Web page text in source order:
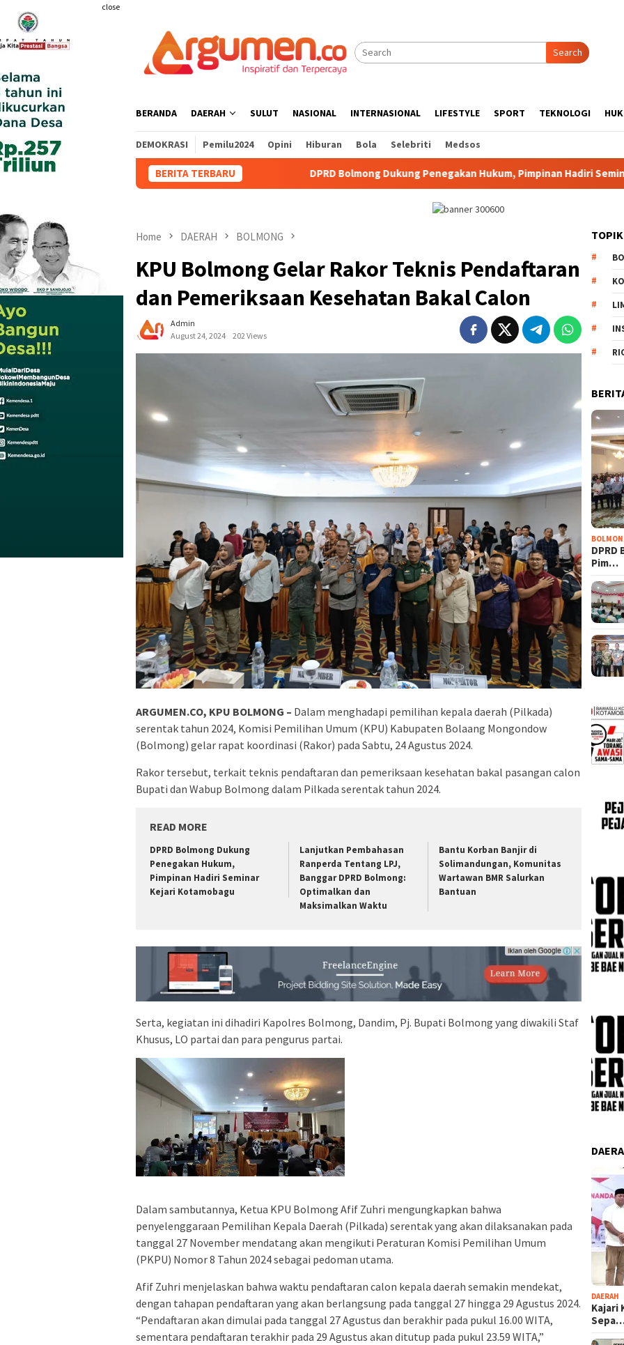
content
close
Search
BERANDA DAERAH SULUT NASIONAL INTERNASIONAL LIFESTYLE SPORT TEKNOLOGI
DEMOKRASI Pemilu2024 Opini Hiburan Bola Selebriti Medsos
BERITA TERBARUDPRD Bolmong Dukung Penegakan Hukum, Pimpinan Hadiri Seminar Kejari
Home DAERAH BOLMONG
KPU Bolmong Gelar Rakor Teknis Pendaftaran
dan Pemeriksaan Kesehatan Bakal Calon
Admin
August 24, 2024
202 Views
ARGUMEN.CO, KPU BOLMONG – Dalam menghadapi pemilihan kepala daerah (Pilkada)
serentak tahun 2024, Komisi Pemilihan Umum (KPU) Kabupaten Bolaang Mongondow
(Bolmong) gelar rapat koordinasi (Rakor) pada Sabtu, 24 Agustus 2024.
Rakor tersebut, terkait teknis pendaftaran dan pemeriksaan kesehatan bakal pasangan calon
Bupati dan Wabup Bolmong dalam Pilkada serentak tahun 2024.
READ MORE
DPRD Bolmong Dukung
Penegakan Hukum,
Pimpinan Hadiri Seminar
Kejari Kotamobagu
Lanjutkan Pembahasan
Ranperda Tentang LPJ,
Banggar DPRD Bolmong:
Optimalkan dan
Maksimalkan Waktu
Bantu Korban Banjir di
Solimandungan, Komunitas
Wartawan BMR Salurkan
Bantuan
Serta, kegiatan ini dihadiri Kapolres Bolmong, Dandim, Pj. Bupati Bolmong yang diwakili Staf
Khusus, LO partai dan para pengurus partai.
Dalam sambutannya, Ketua KPU Bolmong Afif Zuhri mengungkapkan bahwa
penyelenggaraan Pemilihan Kepala Daerah (Pilkada) serentak yang akan dilaksanakan pada
tanggal 27 November mendatang akan mengikuti Peraturan Komisi Pemilihan Umum
(PKPU) Nomor 8 Tahun 2024 sebagai pedoman utama.
Afif Zuhri menjelaskan bahwa waktu pendaftaran calon kepala daerah semakin mendekat,
dengan tahapan pendaftaran yang akan berlangsung pada tanggal 27 hingga 29 Agustus 2024.
“Pendaftaran akan dimulai pada tanggal 27 Agustus dan berakhir pada pukul 16.00 WITA,
sementara pendaftaran terakhir pada 29 Agustus akan ditutup pada pukul 23.59 WITA,”
Pim…
DAERAH
Kajari